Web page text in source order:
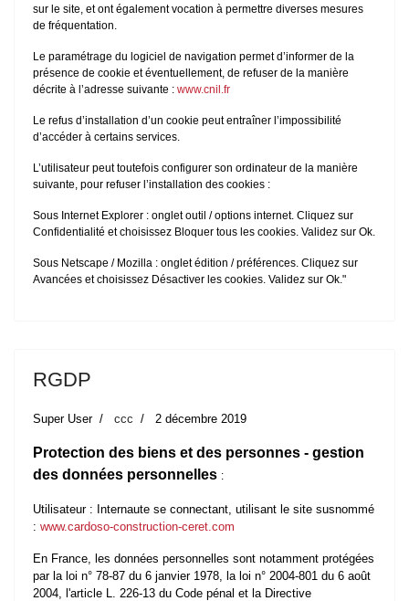
sur le site, et ont également vocation à permettre diverses mesures
de fréquentation.
Le paramétrage du logiciel de navigation permet d’informer de la
présence de cookie et éventuellement, de refuser de la manière
décrite à l’adresse suivante : www.cnil.fr
Le refus d’installation d’un cookie peut entraîner l’impossibilité
d’accéder à certains services.
L’utilisateur peut toutefois configurer son ordinateur de la manière
suivante, pour refuser l’installation des cookies :
Sous Internet Explorer : onglet outil / options internet. Cliquez sur
Confidentialité et choisissez Bloquer tous les cookies. Validez sur Ok.
Sous Netscape / Mozilla : onglet édition / préférences. Cliquez sur
Avancées et choisissez Désactiver les cookies. Validez sur Ok."
RGDP
Super User ccc 2 décembre 2019
Protection des biens et des personnes - gestion
des données personnelles :
Utilisateur : Internaute se connectant, utilisant le site susnommé
: www.cardoso-construction-ceret.com
En France, les données personnelles sont notamment protégées
par la loi n° 78-87 du 6 janvier 1978, la loi n° 2004-801 du 6 août
2004, l'article L. 226-13 du Code pénal et la Directive